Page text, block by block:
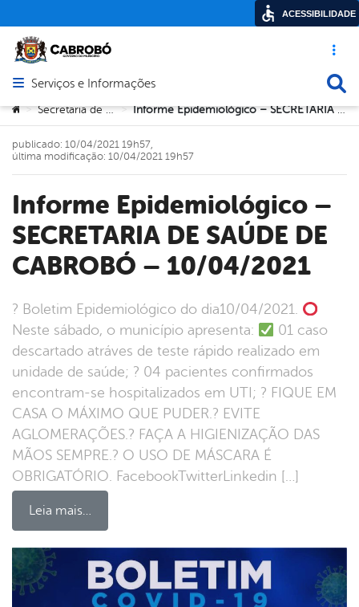
Acesso
Abrir menu principal de navegação
Serviços e Informações
Você está aqui:
> Secretaria de Saúde > Informe Epidemiológico – SECRETARIA DE SAÚDE DE CABROBÓ – 10/04/2021
Informe Epidemiológico –
SECRETARIA DE SAÚDE DE
CABROBÓ – 10/04/2021
? Boletim Epidemiológico do dia10/04/2021.
Neste sábado, o município apresenta:
01 caso
descartado atráves de teste rápido realizado em
unidade de saúde; ? 04 pacientes confirmados
encontram-se hospitalizados em UTI; ? FIQUE EM
CASA O MÁXIMO QUE PUDER.? EVITE
AGLOMERAÇÕES.? FAÇA A HIGIENIZAÇÃO DAS
MÃOS SEMPRE.? O USO DE MÁSCARA É
OBRIGATÓRIO. FacebookTwitterLinkedin […]
Leia mais…
publicado: 10/04/2021 19h57,
última modificação: 10/04/2021 19h57
ACESSIBILIDADE